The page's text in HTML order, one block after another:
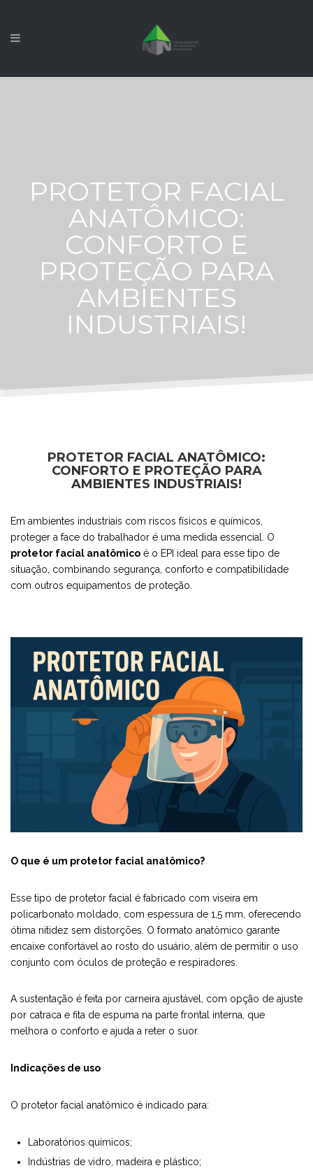
PROTETOR FACIAL
ANATÔMICO:
CONFORTO E
PROTEÇÃO PARA
AMBIENTES
INDUSTRIAIS!
PROTETOR FACIAL ANATÔMICO:
CONFORTO E PROTEÇÃO PARA
AMBIENTES INDUSTRIAIS!
Em ambientes industriais com riscos físicos e químicos,
proteger a face do trabalhador é uma medida essencial. O
protetor facial anatômico é o EPI ideal para esse tipo de
situação, combinando segurança, conforto e compatibilidade
com outros equipamentos de proteção.
O que é um protetor facial anatômico?
Esse tipo de protetor facial é fabricado com viseira em
policarbonato moldado, com espessura de 1,5 mm, oferecendo
ótima nitidez sem distorções. O formato anatômico garante
encaixe confortável ao rosto do usuário, além de permitir o uso
conjunto com óculos de proteção e respiradores.
A sustentação é feita por carneira ajustável, com opção de ajuste
por catraca e fita de espuma na parte frontal interna, que
melhora o conforto e ajuda a reter o suor.
Indicações de uso
O protetor facial anatômico é indicado para:
Laboratórios químicos;
Indústrias de vidro, madeira e plástico;